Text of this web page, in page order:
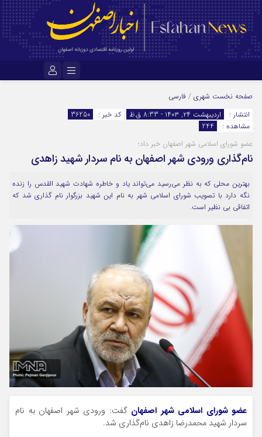
مرا به خاطر بسپار
صفحه نخست شهری / فارسی
انتشار :
اردیبهشت ۲۴, ۱۴۰۳ - 8:33 ق.ظ کد خبر :
36250
مشاهده :
244
عضو شورای اسلامی شهر اصفهان خبر داد؛
نام‌گذاری ورودی شهر اصفهان به نام سردار شهید زاهدی
بهترین محلی که به نظر می‌رسید می‌تواند یاد و خاطره شهادت شهید القدس را زنده
نگه دارد با تصویب شورای اسلامی شهر به نام این شهید بزرگوار نام گذاری شد که
اتفاقی بی نظیر است.
عضو شورای اسلامی شهر اصفهان گفت: ورودی شهر اصفهان به نام
سردار شهید محمدرضا زاهدی نام‌گذاری شد.